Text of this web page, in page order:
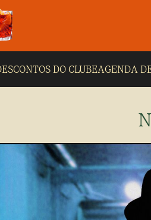
DO CLUBEAGENDA